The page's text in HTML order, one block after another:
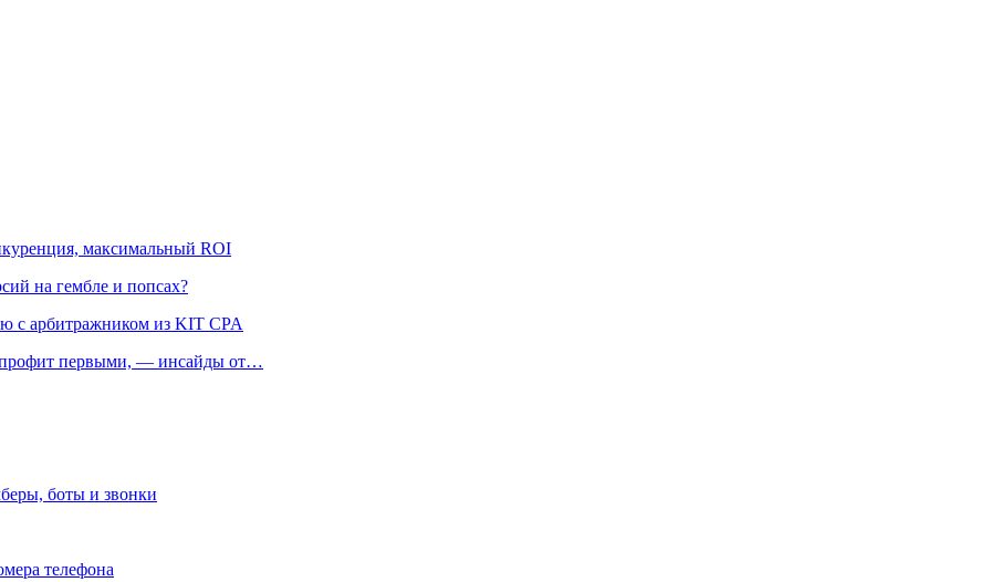
максимальный ROI
на гембле и попсах?
с арбитражником из KIT CPA
профит первыми, — инсайды от…
боты и звонки
телефона